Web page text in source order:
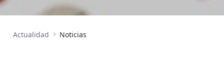
Actualidad Noticias